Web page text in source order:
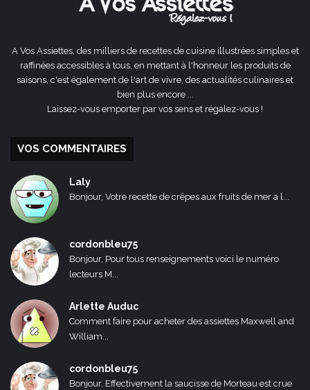
A Vos Assiettes, des milliers de recettes de cuisine illustrées simples et
raffinées accessibles à tous, en mettant à l'honneur les produits de
saisons, c'est également de l'art de vivre, des actualités culinaires et
bien plus encore ...
Laissez-vous emporter par vos sens et régalez-vous !
VOS COMMENTAIRES
Laly
Bonjour, Votre recette de crêpes aux fruits de mer a l...
cordonbleu75
Bonjour, Pour tous renseignements voici le numéro
lecteurs M...
Arlette Auduc
Comment faire pour acheter des assiettes Maxwell and
William...
cordonbleu75
Bonjour, Effectivement la saucisse de Morteau est crue